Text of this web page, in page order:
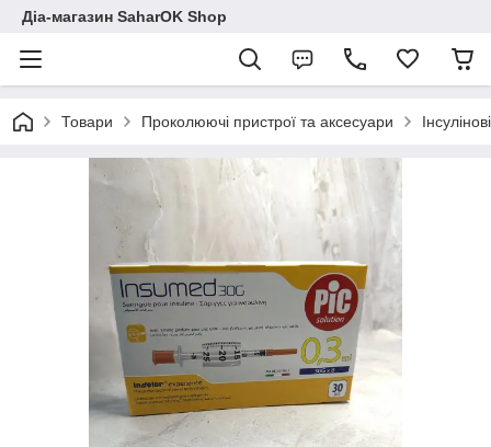
Діа-магазин SaharOK Shop
Товари Проколюючі пристрої та аксесуари